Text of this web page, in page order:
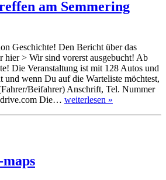
am Semmering
Geschichte! Den Bericht über das
hier > Wir sind vorerst ausgebucht! Ab
Die Veranstaltung ist mit 128 Autos und
und wenn Du auf die Warteliste möchtest,
Beifahrer) Anschrift, Tel. Nummer
Die… weiterlesen »
maps